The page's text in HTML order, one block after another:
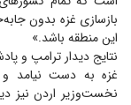
بازسازی غزه بدون
این منطقه باشد.»
نتایج دیدار ترامپ و
غزه به دست نیامد
نخست‌وزیر اردن نیز